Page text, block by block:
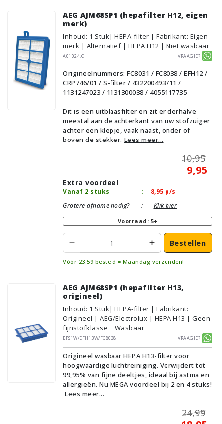
AEG AJM68SP1 (hepafilter H12, eigen
merk)
Inhoud: 1 Stuk| HEPA-filter | Fabrikant: Eigen
merk | Alternatief | HEPA H12 | Niet wasbaar
A01024.C
Vraagje?
Origineelnummers: FC8031 / FC8038 / EFH12 /
CRP746/01 / S-filter / 432200493711 /
1131247023 / 1131300038 / 4055117735
Dit is een uitblaasfilter en zit er derhalve
meestal aan de achterkant van uw stofzuiger
achter een klepje, vaak naast, onder of
boven de stekker. Lees meer...
10,95
9,95
Extra voordeel
Vanaf 2 stuks : 8,95 p/s
Grotere afname nodig?
: Klik hier
Voorraad: 5+
Bestellen
Vóór 23:59 besteld = Maandag verzonden!
AEG AJM68SP1 (hepafilter H13,
origineel)
Inhoud: 1 Stuk| HEPA-filter | Fabrikant:
Origineel | AEG/Electrolux | HEPA H13 | Geen
fijnstofklasse | Wasbaar
EFS1W/EFH13W/FC8038
Vraagje?
Origineel wasbaar HEPA H13-filter voor
hoogwaardige luchtreiniging. Verwijdert tot
99,95% van fijne deeltjes, ideaal bij astma en
allergieën. Nu MEGA voordeel bij 2 en 4 stuks!
Lees meer...
24,99